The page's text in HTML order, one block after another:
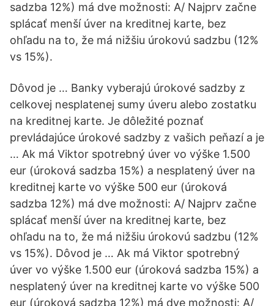
sadzba 12%) má dve možnosti: A/ Najprv začne
splácať menší úver na kreditnej karte, bez
ohľadu na to, že má nižšiu úrokovú sadzbu (12%
vs 15%).
Dôvod je … Banky vyberajú úrokové sadzby z
celkovej nesplatenej sumy úveru alebo zostatku
na kreditnej karte. Je dôležité poznať
prevládajúce úrokové sadzby z vašich peňazí a je
… Ak má Viktor spotrebný úver vo výške 1.500
eur (úroková sadzba 15%) a nesplatený úver na
kreditnej karte vo výške 500 eur (úroková
sadzba 12%) má dve možnosti: A/ Najprv začne
splácať menší úver na kreditnej karte, bez
ohľadu na to, že má nižšiu úrokovú sadzbu (12%
vs 15%). Dôvod je … Ak má Viktor spotrebný
úver vo výške 1.500 eur (úroková sadzba 15%) a
nesplatený úver na kreditnej karte vo výške 500
eur (úroková sadzba 12%) má dve možnosti: A/